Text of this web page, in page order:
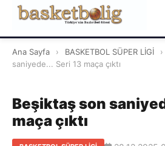
Ana Sayfa › BASKETBOL SÜPER LİGİ ›
saniyede... Seri 13 maça çıktı
Beşiktaş son
maça çıktı